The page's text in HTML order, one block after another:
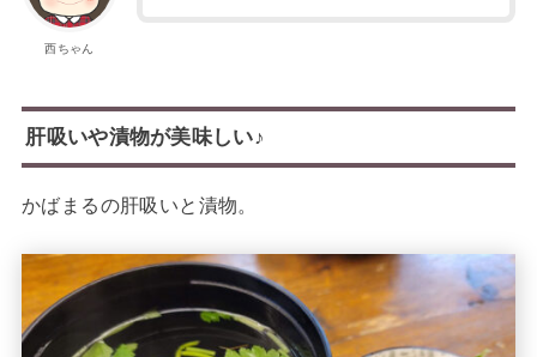
西ちゃん
肝吸いや漬物が美味しい♪
かばまるの肝吸いと漬物。